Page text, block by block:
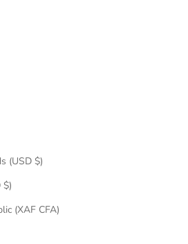
Caribbean Netherlands (USD $)
Cayman Islands (KYD $)
Central African Republic (XAF CFA)